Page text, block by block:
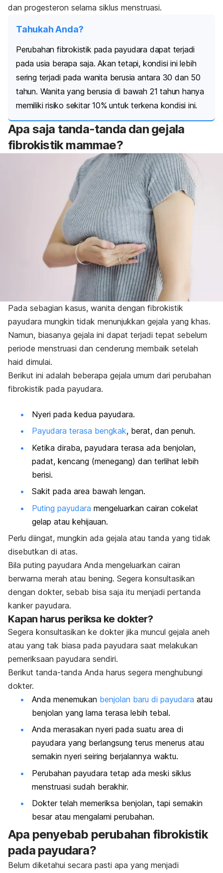
dan progesteron selama siklus menstruasi.
Tahukah Anda?
Perubahan fibrokistik pada payudara dapat terjadi
pada usia berapa saja. Akan tetapi, kondisi ini lebih
sering terjadi pada wanita berusia antara 30 dan 50
tahun. Wanita yang berusia di bawah 21 tahun hanya
memiliki risiko sekitar 10% untuk terkena kondisi ini.
Apa saja tanda-tanda dan gejala
fibrokistik mammae?
Pada sebagian kasus, wanita dengan fibrokistik
payudara mungkin tidak menunjukkan gejala yang khas.
Namun, biasanya gejala ini dapat terjadi tepat sebelum
periode menstruasi dan cenderung membaik setelah
haid dimulai.
Berikut ini adalah beberapa gejala umum dari perubahan
fibrokistik pada payudara.
Nyeri pada kedua payudara.
Payudara terasa bengkak, berat, dan penuh.
Ketika diraba, payudara terasa ada benjolan,
padat, kencang (menegang) dan terlihat lebih
berisi.
Sakit pada area bawah lengan.
Puting payudara mengeluarkan cairan cokelat
gelap atau kehijauan.
Perlu diingat, mungkin ada gejala atau tanda yang tidak
disebutkan di atas.
Bila puting payudara Anda mengeluarkan cairan
berwarna merah atau bening. Segera konsultasikan
dengan dokter, sebab bisa saja itu menjadi pertanda
kanker payudara.
Kapan harus periksa ke dokter?
Segera konsultasikan ke dokter jika muncul gejala aneh
atau yang tak biasa pada payudara saat melakukan
pemeriksaan payudara sendiri.
Berikut tanda-tanda Anda harus segera menghubungi
dokter.
Anda menemukan benjolan baru di payudara atau
benjolan yang lama terasa lebih tebal.
Anda merasakan nyeri pada suatu area di
payudara yang berlangsung terus menerus atau
semakin nyeri seiring berjalannya waktu.
Perubahan payudara tetap ada meski siklus
menstruasi sudah berakhir.
Dokter telah memeriksa benjolan, tapi semakin
besar atau mengalami perubahan.
Apa penyebab perubahan fibrokistik
pada payudara?
Belum diketahui secara pasti apa yang menjadi